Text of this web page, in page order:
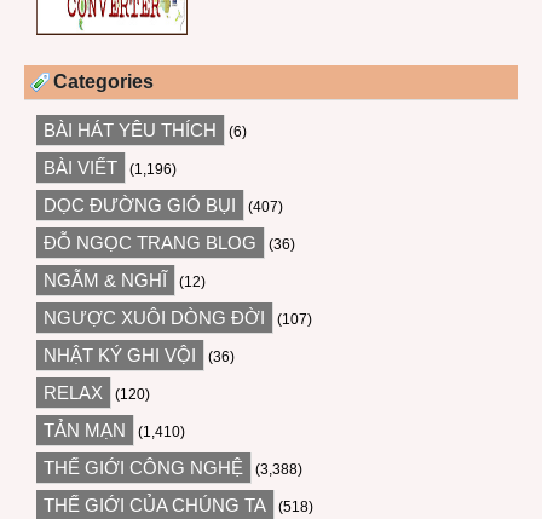
Categories
BÀI HÁT YÊU THÍCH (6)
BÀI VIẾT (1,196)
DỌC ĐƯỜNG GIÓ BỤI (407)
ĐỖ NGỌC TRANG BLOG (36)
NGẪM & NGHĨ (12)
NGƯỢC XUÔI DÒNG ĐỜI (107)
NHẬT KÝ GHI VỘI (36)
RELAX (120)
TẢN MẠN (1,410)
THẾ GIỚI CÔNG NGHỆ (3,388)
THẾ GIỚI CỦA CHÚNG TA (518)